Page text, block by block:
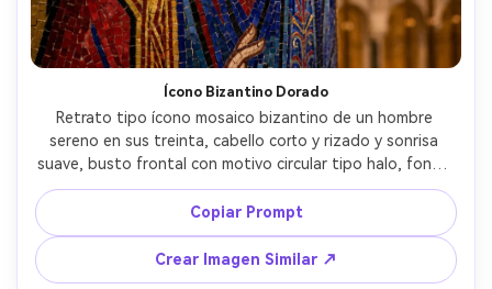
Ícono Bizantino Dorado
Retrato tipo ícono mosaico bizantino de un hombre
sereno en sus treinta, cabello corto y rizado y sonrisa
suave, busto frontal con motivo circular tipo halo, fondo
de teselas doradas luminosas, vestimenta de cobalto
profundo y carmesí, finas líneas negras de contorno,
atmósfera sagrada de catedral, baldosas de vidrio y
líneas de lechada muy detalladas, composición simétrica
elegante, calidad profesional de ilustración, iluminación
Copiar Prompt
Crear Imagen Similar ↗